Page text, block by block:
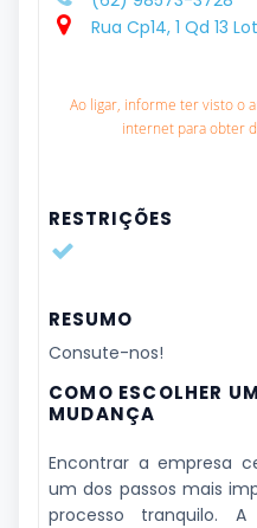
Rua Cp14, 1 Qd 13
Ao ligar, informe ter visto o
internet para obter
RESTRIÇÕES
RESUMO
Consute-nos!
COMO ESCOLHER
MUDANÇA
Encontrar a empresa
um dos passos mais
processo tranquilo.